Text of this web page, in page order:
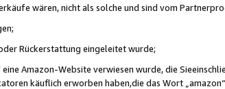
wären, nicht als solche und sind vom
Rückerstattung eingeleitet wurde;
Amazon-Website verwiesen wurde, die
käuflich erworben haben,die das Wort